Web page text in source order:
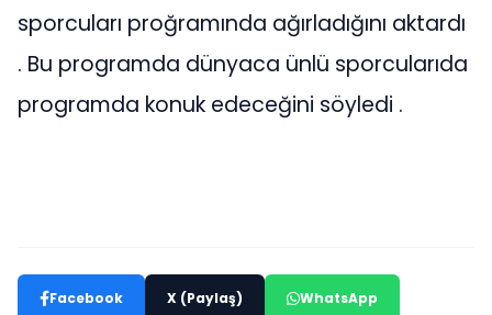
sporcuları proğramında ağırladığını aktardı
. Bu programda dünyaca ünlü sporcularıda
programda konuk edeceğini söyledi .
Facebook X (Paylaş) WhatsApp